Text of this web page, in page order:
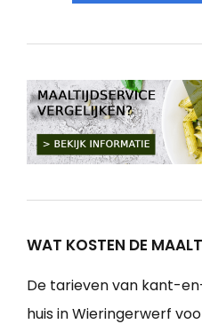
WAT KOSTEN DE
De tarieven van kant-
huis in Wieringerwerf